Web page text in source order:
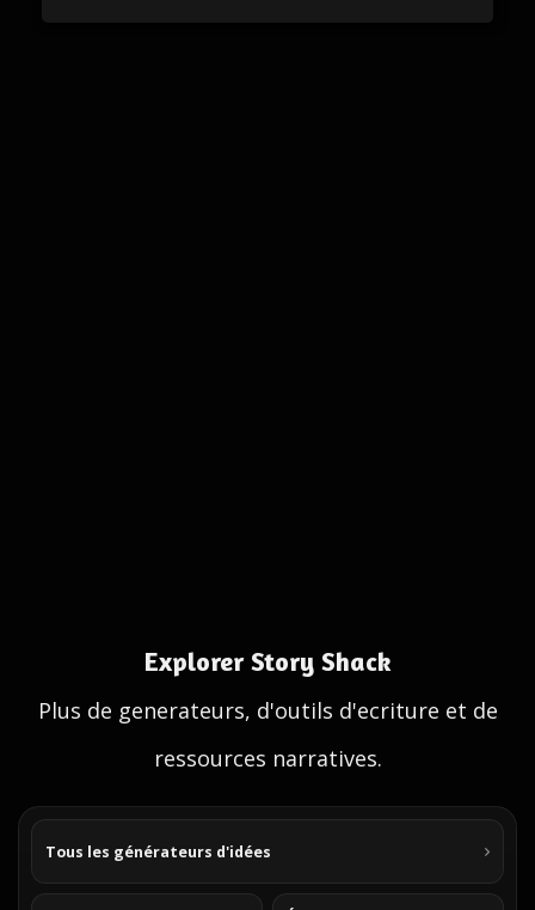
Explorer Story Shack
Plus de generateurs, d'outils d'ecriture et de
ressources narratives.
Tous les générateurs d'idées